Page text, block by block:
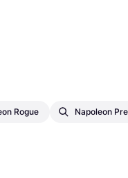
Rogue Napoleon